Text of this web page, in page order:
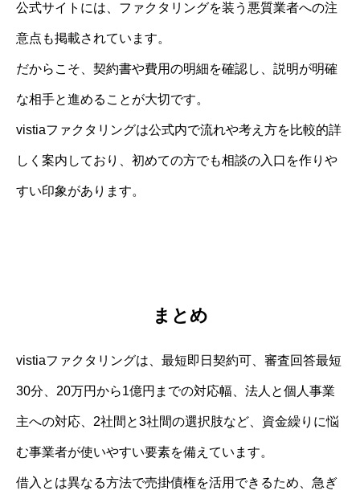
公式サイトには、ファクタリングを装う悪質業者への注
意点も掲載されています。
だからこそ、契約書や費用の明細を確認し、説明が明確
な相手と進めることが大切です。
vistiaファクタリングは公式内で流れや考え方を比較的詳
しく案内しており、初めての方でも相談の入口を作りや
すい印象があります。
まとめ
vistiaファクタリングは、最短即日契約可、審査回答最短
30分、20万円から1億円までの対応幅、法人と個人事業
主への対応、2社間と3社間の選択肢など、資金繰りに悩
む事業者が使いやすい要素を備えています。
借入とは異なる方法で売掛債権を活用できるため、急ぎ